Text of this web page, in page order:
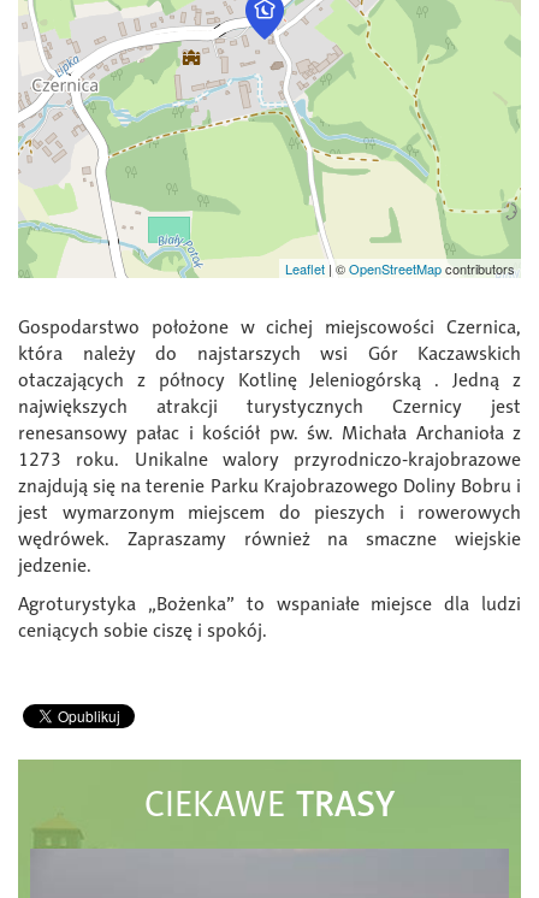
Leaflet | ©OpenStreetMapcontributors
Gospodarstwo położone w cichej miejscowości Czernica,
która należy do najstarszych wsi Gór Kaczawskich
otaczających z północy Kotlinę Jeleniogórską . Jedną z
największych atrakcji turystycznych Czernicy jest
renesansowy pałac i kościół pw. św. Michała Archanioła z
1273 roku. Unikalne walory przyrodniczo-krajobrazowe
znajdują się na terenie Parku Krajobrazowego Doliny Bobru i
jest wymarzonym miejscem do pieszych i rowerowych
wędrówek. Zapraszamy również na smaczne wiejskie
jedzenie.
Agroturystyka „Bożenka” to wspaniałe miejsce dla ludzi
ceniących sobie ciszę i spokój.
CIEKAWE TRASY